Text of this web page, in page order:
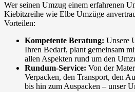
Wer seinen Umzug einem erfahrenen
Kiebitzreihe wie Elbe Umzüge
Vorteilen:
Kompetente Beratung: Unsere
Ihren Bedarf, plant gemeinsam
allen Aspekten rund um den
Rundum-Service: Von der
Verpacken, den Transport, den
bis hin zum Auspacken – unser